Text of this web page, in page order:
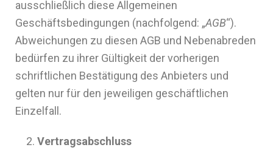
ausschließlich diese Allgemeinen
Geschäftsbedingungen (nachfolgend: „AGB“).
Abweichungen zu diesen AGB und Nebenabreden
bedürfen zu ihrer Gültigkeit der vorherigen
schriftlichen Bestätigung des Anbieters und
gelten nur für den jeweiligen geschäftlichen
Einzelfall.
Vertragsabschluss